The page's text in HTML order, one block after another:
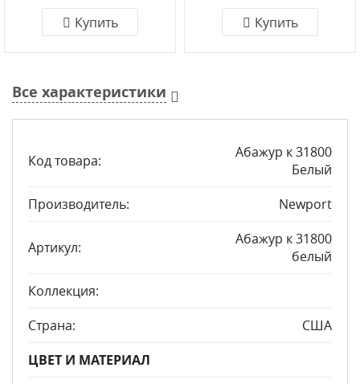
Купить Купить
Все характеристики
Код товара:
Абажур к 31800
Белый
Производитель:
Newport
Артикул:
Абажур к 31800
белый
Коллекция:
Страна:
США
ЦВЕТ И МАТЕРИАЛ